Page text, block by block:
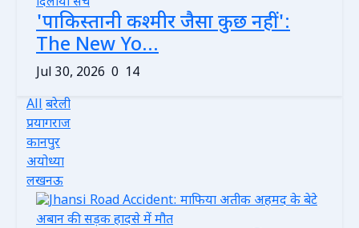
'पाकिस्तानी कश्मीर जैसा कुछ नहीं':
The New Yo...
Jul 30, 2026 0 14
Allबरेली
प्रयागराज
कानपुर
अयोध्या
लखनऊ